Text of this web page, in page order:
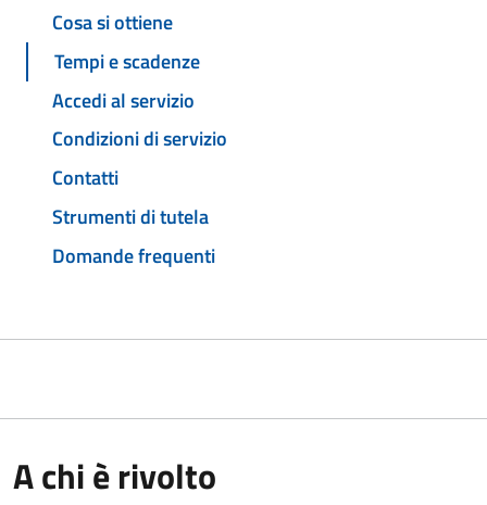
Cosa si ottiene
Tempi e scadenze
Accedi al servizio
Condizioni di servizio
Contatti
Strumenti di tutela
Domande frequenti
A chi è rivolto